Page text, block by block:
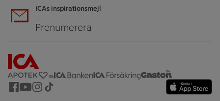
ICAs inspirationsmejl
Prenumerera